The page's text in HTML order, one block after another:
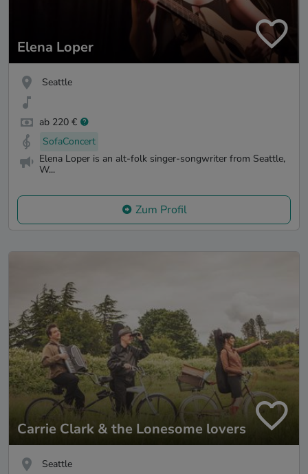
Elena Loper
Seattle
ab 220 €
SofaConcert
Elena Loper is an alt-folk singer-songwriter from Seattle,
W...
Zum Profil
Carrie Clark & the Lonesome lovers
Seattle